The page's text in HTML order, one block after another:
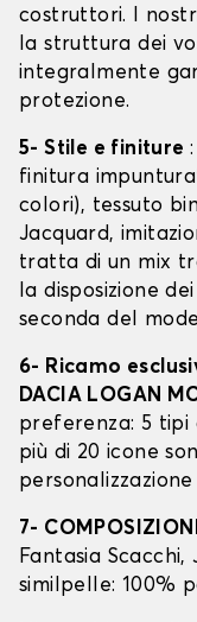
costruttori. I
la struttura dei
integralmente
protezione.
5- Stile e finiture
finitura
colori), tessuto
Jacquard,
tratta di un mix
la disposizione
seconda del
6- Ricamo
DACIA LOGAN
preferenza: 5 tipi
più di 20 icone
7-
Fantasia
similpelle: 100%